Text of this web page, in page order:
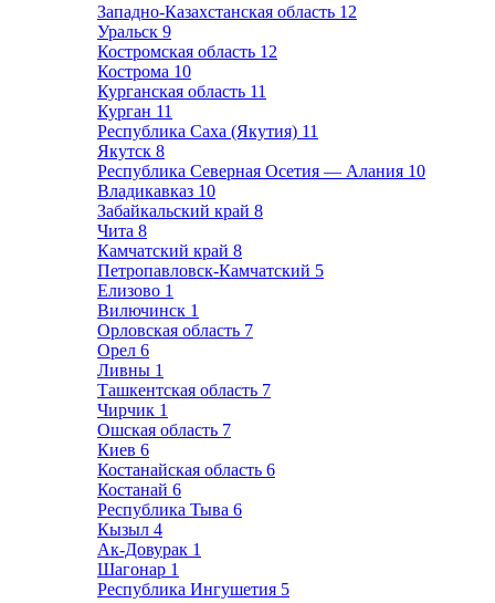
Западно-Казахстанская область 12
Уральск 9
Костромская область 12
Кострома 10
Курганская область 11
Курган 11
Республика Саха (Якутия) 11
Якутск 8
Республика Северная Осетия — Алания 10
Владикавказ 10
Забайкальский край 8
Чита 8
Камчатский край 8
Петропавловск-Камчатский 5
Елизово 1
Вилючинск 1
Орловская область 7
Орел 6
Ливны 1
Ташкентская область 7
Чирчик 1
Ошская область 7
Киев 6
Костанайская область 6
Костанай 6
Республика Тыва 6
Кызыл 4
Ак-Довурак 1
Шагонар 1
Республика Ингушетия 5